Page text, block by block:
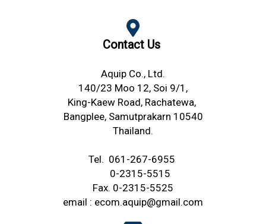
Contact Us
Aquip Co., Ltd.
140/23 Moo 12, Soi 9/1,
King-Kaew Road, Rachatewa,
Bangplee, Samutprakarn 10540
Thailand.
Tel. 061-267-6955
0-2315-5515
Fax. 0-2315-5525
email : ecom.aquip@gmail.com